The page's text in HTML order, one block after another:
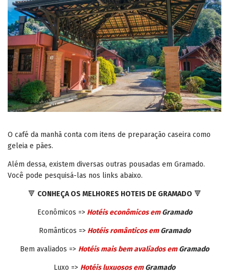
O café da manhã conta com itens de preparação caseira como
geleia e pães.
Além dessa, existem diversas outras pousadas em Gramado.
Você pode pesquisá-las nos links abaixo.
🔻 CONHEÇA OS MELHORES HOTEIS DE GRAMADO 🔻
Econômicos => Hotéis econômicos emGramado
Românticos => Hotéis românticos emGramado
Bem avaliados => Hotéis mais bem avaliados emGramado
Luxo => Hotéis luxuosos emGramado